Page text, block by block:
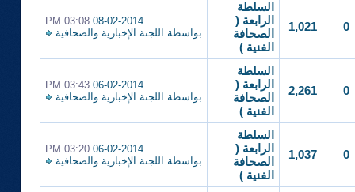
0
1,021
السلطة
الرابعة (
الصحافة
الفنية )
08-02-2014
03:08 PM
بواسطة اللجنة الإخبارية والصحافية
0
2,261
السلطة
الرابعة (
الصحافة
الفنية )
06-02-2014
03:43 PM
بواسطة اللجنة الإخبارية والصحافية
0
1,037
السلطة
الرابعة (
الصحافة
الفنية )
06-02-2014
03:20 PM
بواسطة اللجنة الإخبارية والصحافية